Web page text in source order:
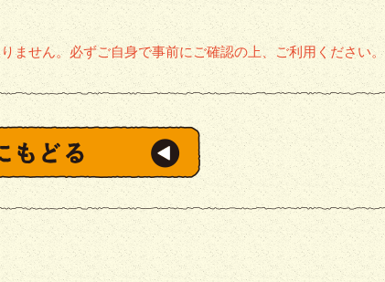
ません。必ずご自身で事前にご確認の上、ご利用ください。